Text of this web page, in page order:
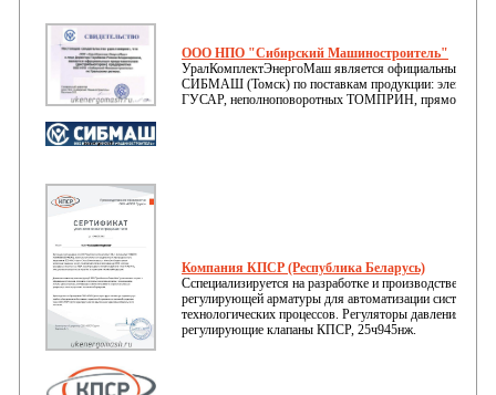
ООО НПО "Сибирский Машиностроитель"
УралКомплектЭнергоМаш является официальным
СИБМАШ (Томск) по поставкам продукции:
ГУСАР, неполноповоротных ТОМПРИН, прямоходных)
Компания КПСР (Республика Беларусь)
Сспециализируется на разработке и производстве
регулирующей арматуры для автоматизации систем
технологических процессов. Регуляторы давления
регулирующие клапаны КПСР, 25ч945нж.